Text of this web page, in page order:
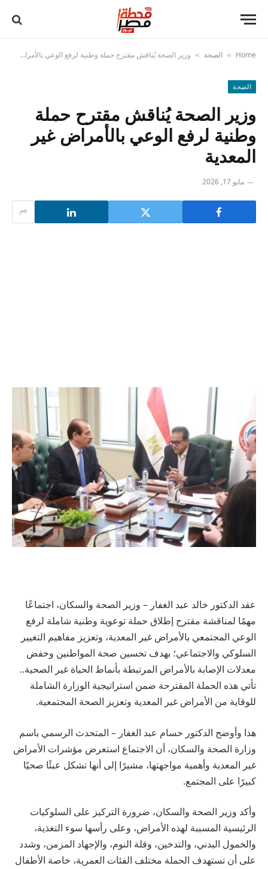
Home
» الصحة » وزير الصحة يُناقش مقترح حملة وطنية لرفع الوعي بالأمراض غير المعدية
الصحة
وزير الصحة يُناقش مقترح حملة
وطنية لرفع الوعي بالأمراض غير
المعدية
مايو 17, 2026
عقد الدكتور خالد عبد الغفار – وزير الصحة والسكان، اجتماعًا
مهمًا لمناقشة مقترح إطلاق حملة توعوية وطنية شاملة لرفع
الوعي المجتمعي بالأمراض غير المعدية، وتعزيز مفاهيم التغيير
السلوكي والاجتماعي؛ بهدف تحسين صحة المواطنين وخفض
معدلات الإصابة بالأمراض المرتبطة بأنماط الحياة غير الصحية..
تأتي هذه الحملة المقترحة ضمن استراتيجية الوزارة الشاملة
للوقاية من الأمراض غير المعدية وتعزيز الصحة المجتمعية.
هذا وأوضح الدكتور حسام عبد الغفار – المتحدث الرسمي باسم
وزارة الصحة والسكان، أن الاجتماع استعرض مؤشرات الأمراض
غير المعدية وأهمية مواجهتها، مشيرًا إلى أنها تشكل عبئًا صحيًا
كبيرًا على المجتمع.
وأكد وزير الصحة والسكان، ضرورة التركيز على السلوكيات
الرئيسية المسببة لهذه الأمراض، وعلى رأسها سوء التغذية،
والخمول البدني، والتدخين، وقلة النوم، والإجهاد المزمن، وشدد
على أن تستهدف الحملة مختلف الفئات العمرية، خاصة الأطفال